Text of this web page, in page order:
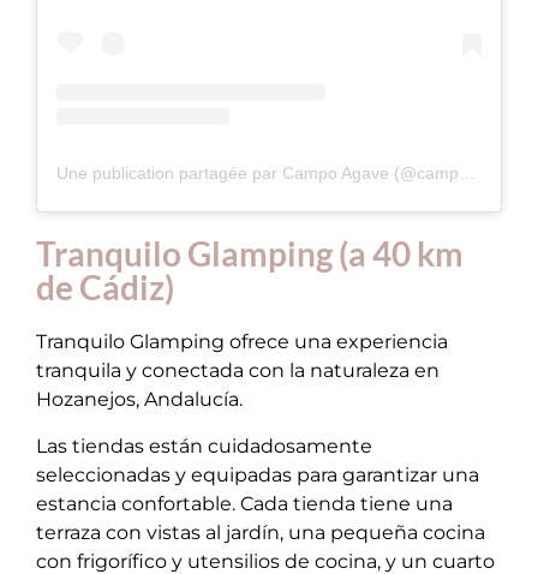
Une publication partagée par Campo Agave (@campoagave)
Tranquilo Glamping (a 40 km
de Cádiz)
Tranquilo Glamping ofrece una experiencia
tranquila y conectada con la naturaleza en
Hozanejos, Andalucía.
Las tiendas están cuidadosamente
seleccionadas y equipadas para garantizar una
estancia confortable. Cada tienda tiene una
terraza con vistas al jardín, una pequeña cocina
con frigorífico y utensilios de cocina, y un cuarto